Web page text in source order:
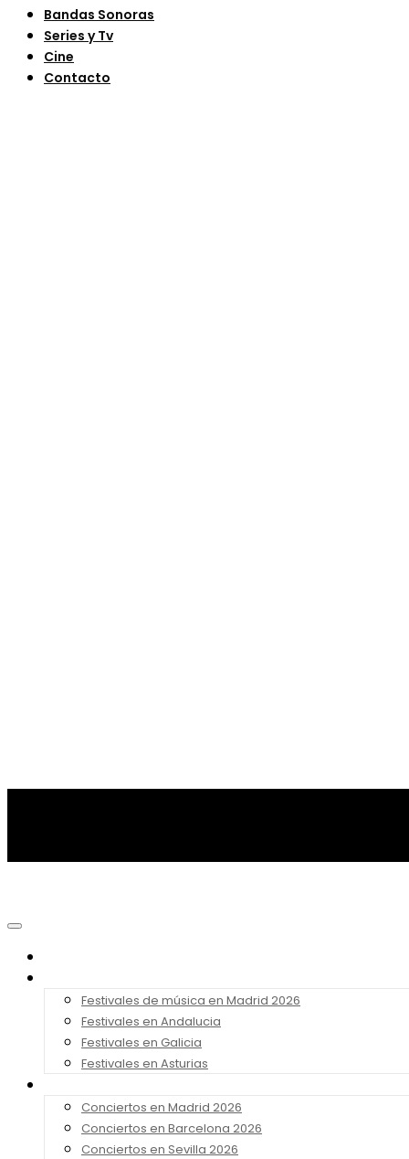
Bandas Sonoras
Series y Tv
Cine
Contacto
Festivales de música en Madrid 2026
Festivales en Andalucia
Festivales en Galicia
Festivales en Asturias
Conciertos en Madrid 2026
Conciertos en Barcelona 2026
Conciertos en Sevilla 2026